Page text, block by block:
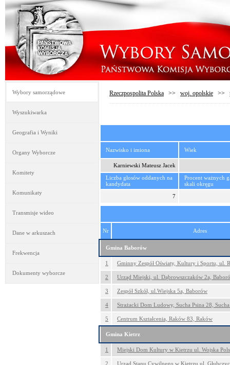
Wybory samorządowe
Wyszukiwarka
Geografia i Wyniki
Organy Wyborcze
Komitety
Komunikaty
Transmisje wideo
Dane w arkuszach
Frekwencja
Dokumenty wyborcze
Rzeczpospolita Polska >> woj. opolskie >>
Nazwisko i imiona Wiek
Karniewski Mateusz Jacek
Liczba głosów oddanych na
kandydata
Procent ważnych
skali okręgu
7
Nr Adres
Gmina Baborów
1 Gminny Zespół Oświaty, Kultury i Sportu, ul.
2 Urząd Miejski, ul. Dąbrowszczaków 2a,
3 Zespół Szkół, ul.Wiejska 5a, Baborów
4 Strażacki Dom Ludowy, Sucha Psina 28, Sucha
5 Centrum Kształcenia, Raków 83, Raków
Gmina Kietrz
1 Miejski Dom Kultury w Kietrzu ul. Wojska
2 Urząd Stanu Cywilnego w Kietrzu ul.